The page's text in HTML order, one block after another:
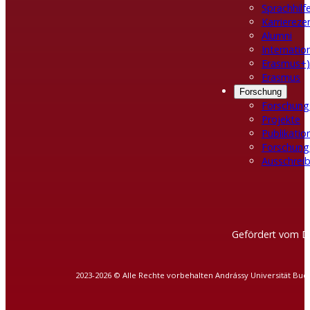
Alumni
Erasmus
Forschung
Projekte
Gefördert vom
2023-2026 © Alle Rechte vorbehalten Andrássy Universität